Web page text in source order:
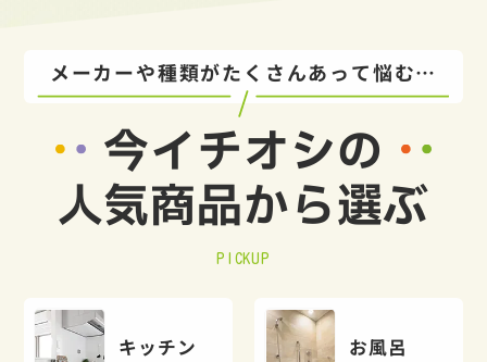
メーカーや種類がたくさんあって悩む…
今イチオシの
人気商品から選ぶ
PICKUP
キッチン お風呂